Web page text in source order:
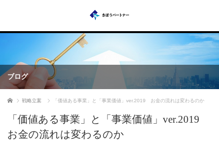
ブログ
ホーム 戦略立案 「価値ある事業」と「事業価値」ver.2019 お金の流れは変わるのか
「価値ある事業」と「事業価値」ver.2019
お金の流れは変わるのか